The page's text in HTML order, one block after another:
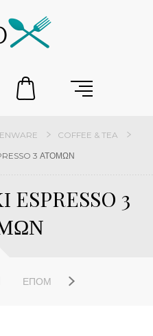
COFFEE & TEA
3 ΑΤΟΜΩΝ
ESPRESSO 3
ΕΠΌΜ